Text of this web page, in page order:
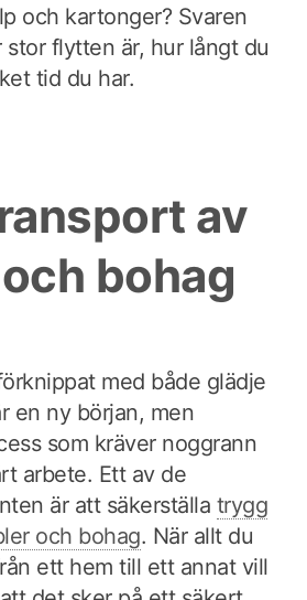
och kartonger? Svaren
flytten är, hur långt du
tid du har.
av
bohag
med både glädje
en ny början, men
som kräver noggrann
arbete. Ett av de
är att säkerställa trygg
och bohag. När allt du
ett hem till ett annat vill